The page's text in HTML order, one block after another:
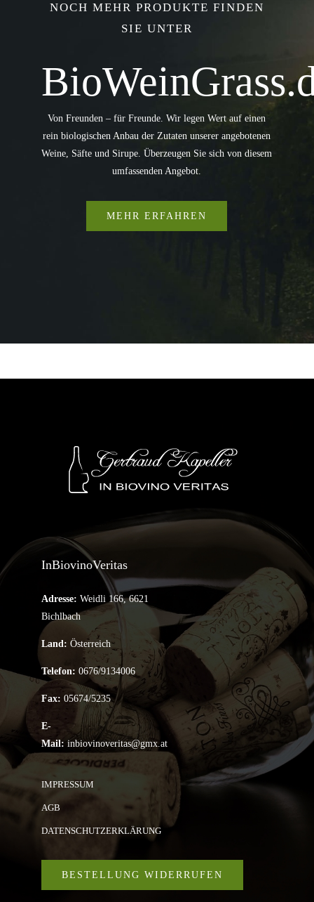
NOCH MEHR PRODUKTE FINDEN
SIE UNTER
Von Freunden – für Freunde. Wir legen Wert auf einen
rein biologischen Anbau der Zutaten unserer angebotenen
Weine, Säfte und Sirupe. Überzeugen Sie sich von diesem
umfassenden Angebot.
MEHR ERFAHREN
InBiovinoVeritas
Adresse: Weidli 166, 6621
Bichlbach
Land: Österreich
Telefon: 0676/9134006
Fax: 05674/5235
E-
Mail: inbiovinoveritas@gmx.at
IMPRESSUM
AGB
DATENSCHUTZERKLÄRUNG
BESTELLUNG WIDERRUFEN